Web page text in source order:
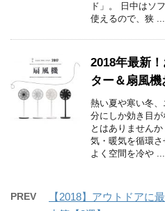
ド」。 日中はソ
使えるので、狭 ...
2018年最新
ター＆扇風機
熱い夏や寒い冬
分にしか効き目
とはありません
気・暖気を循環
よく空間を冷や ...
PREV
【2018】アウトドアに